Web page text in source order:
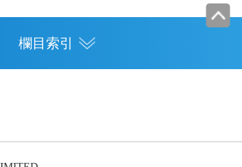
欄目索引